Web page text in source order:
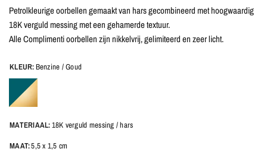
Petrolkleurige oorbellen gemaakt van hars gecombineerd met hoogwaardig
18K verguld messing met een gehamerde textuur.
Alle Complimenti oorbellen zijn nikkelvrij, gelimiteerd en zeer licht.
KLEUR:Benzine / Goud
MATERIAAL:18K verguld messing / hars
MAAT:5,5 x 1,5 cm